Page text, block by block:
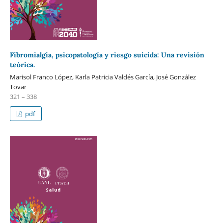
Fibromialgia, psicopatología y riesgo suicida: Una revisión
teórica.
Marisol Franco López, Karla Patricia Valdés García, José González
Tovar
321 – 338
pdf